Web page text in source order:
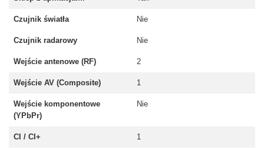
Czujnik światła Nie
Czujnik radarowy Nie
Wejście antenowe (RF) 2
Wejście AV (Composite) 1
Wejście komponentowe
(YPbPr)
Nie
CI / CI+ 1